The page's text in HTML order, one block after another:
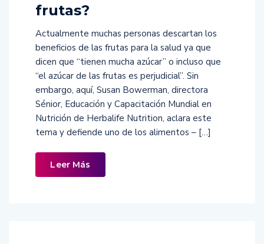
frutas?
Actualmente muchas personas descartan los
beneficios de las frutas para la salud ya que
dicen que “tienen mucha azúcar” o incluso que
“el azúcar de las frutas es perjudicial”. Sin
embargo, aquí, Susan Bowerman, directora
Sénior, Educación y Capacitación Mundial en
Nutrición de Herbalife Nutrition, aclara este
tema y defiende uno de los alimentos – […]
Leer Más